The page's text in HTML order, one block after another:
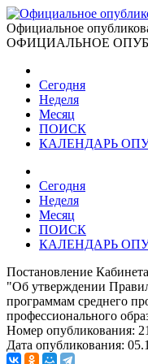
Официальное
ОФИЦИАЛЬНОЕ
Сегодня
Неделя
Месяц
ПОИСК
КАЛЕНДАРЬ
Сегодня
Неделя
Месяц
ПОИСК
КАЛЕНДАРЬ
Постановление
"Об утверждении
программам среднего
профессионального
Номер опубликования:
Дата опубликования: